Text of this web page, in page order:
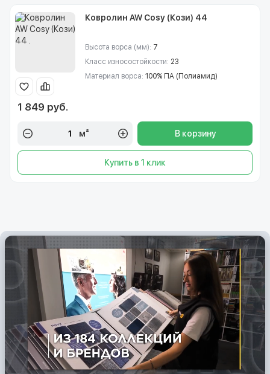
Ковролин AW Cosy (Кози) 44
Высота ворса (мм): 7
Класс износостойкости: 23
Материал ворса: 100% ПА (Полиамид)
1 849 руб.
м² В корзину
Купить в 1 клик